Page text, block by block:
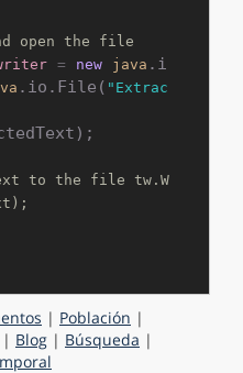
open the file
= new java .i
.io.File( "Extrac
to the file tw.W
| Población |
| Blog | Búsqueda |